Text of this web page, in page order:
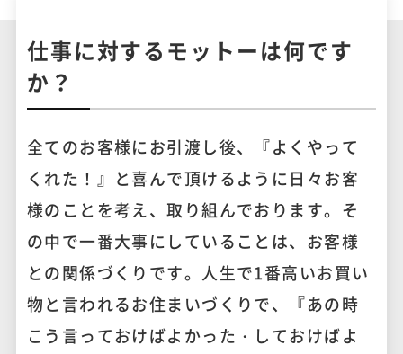
仕事に対するモットーは何です
か？
全てのお客様にお引渡し後、『よくやって
くれた！』と喜んで頂けるように日々お客
様のことを考え、取り組んでおります。そ
の中で一番大事にしていることは、お客様
との関係づくりです。人生で1番高いお買い
物と言われるお住まいづくりで、『あの時
こう言っておけばよかった・しておけばよ